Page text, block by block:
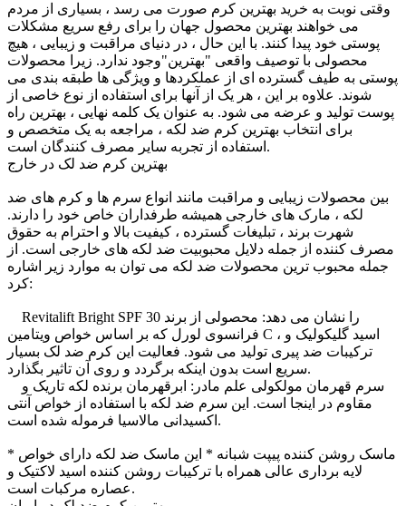
وقتی نوبت به خرید بهترین کرم صورت می رسد ، بسیاری از مردم
می خواهند بهترین محصول جهان را برای رفع سریع مشکلات
پوستی خود پیدا کنند. با این حال ، در دنیای مراقبت و زیبایی ، هیچ
محصولی با توصیف واقعی "بهترین"وجود ندارد. زیرا محصولات
پوستی به طیف گسترده ای از عملکردها و ویژگی ها طبقه بندی می
شوند. علاوه بر این ، هر یک از آنها برای استفاده از نوع خاصی از
پوست تولید و عرضه می شود. به عنوان یک کلمه نهایی ، بهترین راه
برای انتخاب بهترین کرم ضد لکه ، مراجعه به یک متخصص و
استفاده از تجربه سایر مصرف کنندگان است.
بهترین کرم ضد لک در خارج
بین محصولات زیبایی و مراقبت مانند انواع سرم ها و کرم های ضد
لکه ، مارک های خارجی همیشه طرفداران خاص خود را دارند.
شهرت برند ، تبلیغات گسترده ، کیفیت بالا و احترام به حقوق
مصرف کننده از جمله دلایل محبوبیت ضد لکه های خارجی است. از
جمله محبوب ترین محصولات ضد لکه می توان به موارد زیر اشاره
کرد:
Revitalift Bright SPF 30 را نشان می دهد: محصولی از برند
فرانسوی لورل که بر اساس خواص ویتامین C ، اسید گلیکولیک و
ترکیبات ضد پیری تولید می شود. فعالیت این کرم ضد لک بسیار
سریع است بدون اینکه برگردد و روی آن تاثیر بگذارد.
مقاوم در اینجا است. این سرم ضد لکه با استفاده از خواص آنتی
اکسیدانی مالاسیا فرموله شده است.
* ماسک روشن کننده پیپت شبانه * این ماسک ضد لکه دارای خواص
لایه برداری عالی همراه با ترکیبات روشن کننده اسید لاکتیک و
عصاره مرکبات است.